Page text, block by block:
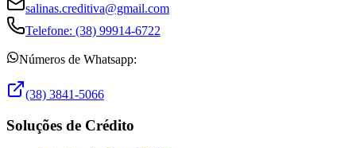
salinas.creditiva@gmail.com
Telefone: (38) 99914-6722
Números de Whatsapp:
(38) 3841-5066
Soluções de Crédito